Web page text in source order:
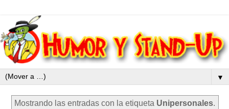
▼
Mostrando las entradas con la etiqueta Unipersonales.